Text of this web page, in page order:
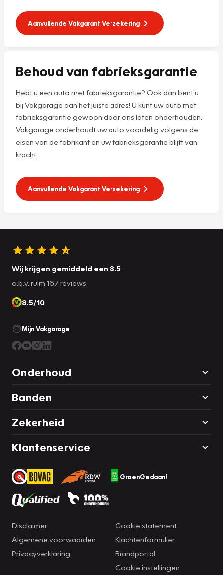
Aanvullende Vakgarant Verzekering
Behoud van fabrieksgarantie
Hebt u een auto met fabrieksgarantie? Ook dan bent u
bij Vakgarage aan het juiste adres! U kunt uw auto met
fabrieksgarantie gewoon door ons laten onderhouden.
Vakgarage onderhoudt uw auto voordelig volgens de
eisen van de fabrikant en uw fabrieksgarantie blijft van
kracht.
Aanvullende Vakgarant Verzekering
Wij krijgen gemiddeld een 8.5
o.b.v. ruim 167 reviews
8.5/10
Mijn Vakgarage
Onderhoud
Banden
Zekerheid
Klantenservice
GroenGedaan!
Disclaimer
Algemene voorwaarden
Privacyverklaring
Cookie statement
Klachtenformulier
Brandportal
Cookie instellingen